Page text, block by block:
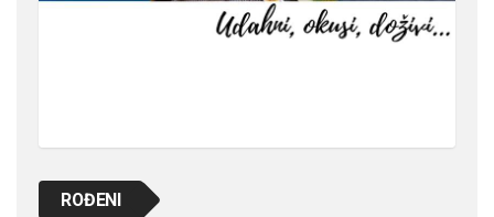
ROĐENI